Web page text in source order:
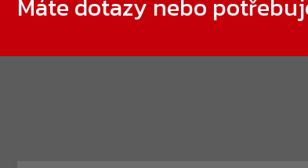
Máte dotazy nebo